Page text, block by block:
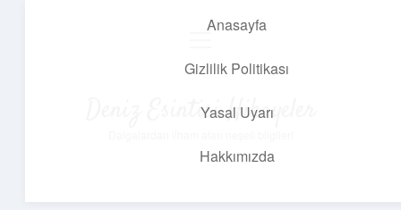
Anasayfa
Gizlilik Politikası
Yasal Uyarı
Hakkımızda
Deniz Esintisi Hikayeler